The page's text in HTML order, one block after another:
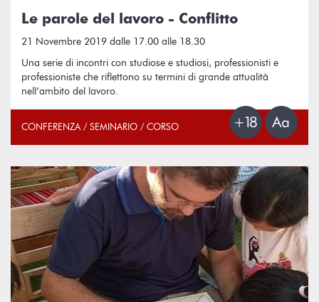
Le parole del lavoro - Conflitto
21 Novembre 2019 dalle 17.00 alle 18.30
Una serie di incontri con studiose e studiosi, professionisti e
professioniste che riflettono su termini di grande attualità
nell’ambito del lavoro.
CONFERENZA / SEMINARIO / CORSO